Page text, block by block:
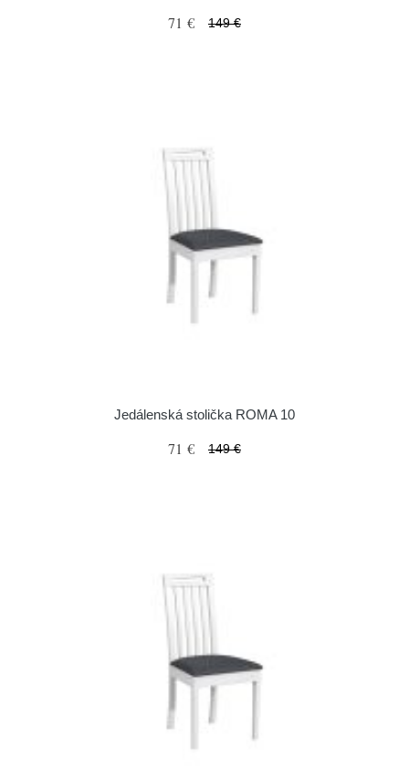
71 € 149 €
Jedálenská stolička ROMA 10
71 € 149 €